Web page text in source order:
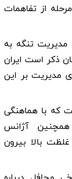
از تفاهمات
مدیریت تنگه به
ذکر است ایران
مدیریت بر این
که با هماهنگی
آژانس
غلظت بالا بیرون